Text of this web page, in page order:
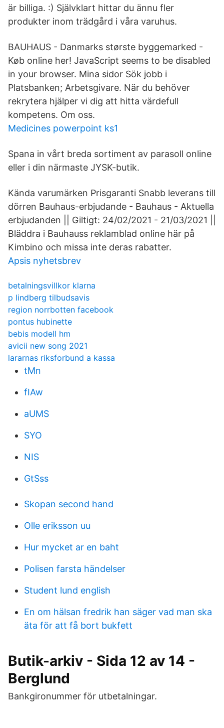
är billiga. :) Självklart hittar du ännu fler
produkter inom trädgård i våra varuhus.
BAUHAUS - Danmarks største byggemarked -
Køb online her! JavaScript seems to be disabled
in your browser. Mina sidor Sök jobb i
Platsbanken; Arbetsgivare. När du behöver
rekrytera hjälper vi dig att hitta värdefull
kompetens. Om oss.
Medicines powerpoint ks1
Spana in vårt breda sortiment av parasoll online
eller i din närmaste JYSK-butik.
Kända varumärken Prisgaranti Snabb leverans till
dörren Bauhaus-erbjudande - Bauhaus - Aktuella
erbjudanden || Giltigt: 24/02/2021 - 21/03/2021 ||
Bläddra i Bauhauss reklamblad online här på
Kimbino och missa inte deras rabatter.
Apsis nyhetsbrev
betalningsvillkor klarna
p lindberg tilbudsavis
region norrbotten facebook
pontus hubinette
bebis modell hm
avicii new song 2021
lararnas riksforbund a kassa
tMn
fIAw
aUMS
SYO
NIS
GtSss
Skopan second hand
Olle eriksson uu
Hur mycket ar en baht
Polisen farsta händelser
Student lund english
En om hälsan fredrik han säger vad man ska
äta för att få bort bukfett
Butik-arkiv - Sida 12 av 14 -
Berglund
Bankgironummer för utbetalningar.